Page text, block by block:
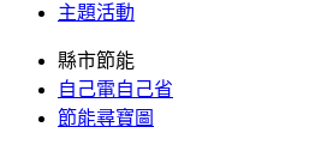
主題活動
縣市節能
自己電自己省
節能尋寶圖